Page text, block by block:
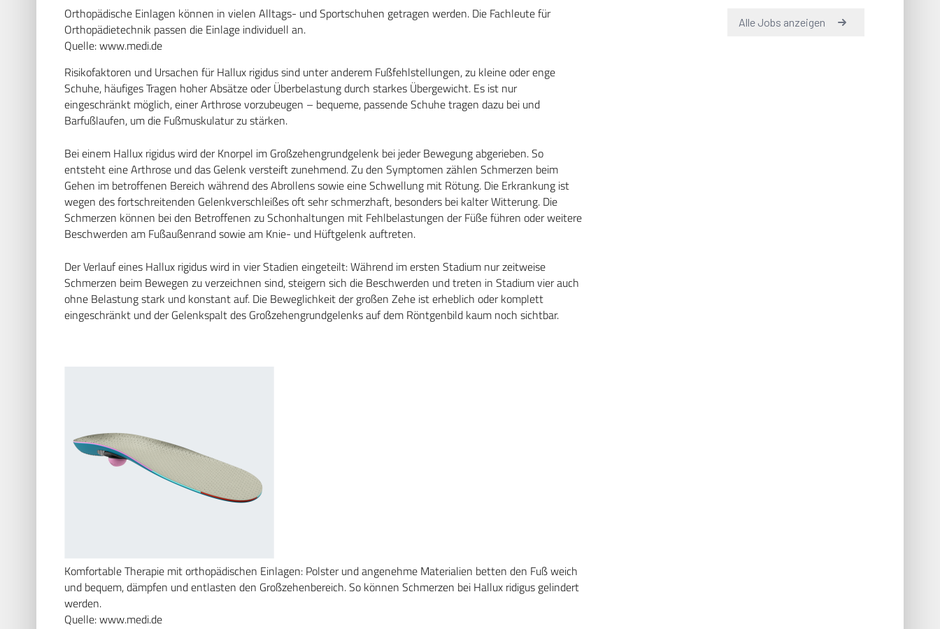
Orthopädische Einlagen können in vielen Alltags- und Sportschuhen getragen werden. Die Fachleute für
Orthopädietechnik passen die Einlage individuell an.
Quelle: www.medi.de
Risikofaktoren und Ursachen für Hallux rigidus sind unter anderem Fußfehlstellungen, zu kleine oder enge
Schuhe, häufiges Tragen hoher Absätze oder Überbelastung durch starkes Übergewicht. Es ist nur
eingeschränkt möglich, einer Arthrose vorzubeugen – bequeme, passende Schuhe tragen dazu bei und
Barfußlaufen, um die Fußmuskulatur zu stärken.
Bei einem Hallux rigidus wird der Knorpel im Großzehengrundgelenk bei jeder Bewegung abgerieben. So
entsteht eine Arthrose und das Gelenk versteift zunehmend. Zu den Symptomen zählen Schmerzen beim
Gehen im betroffenen Bereich während des Abrollens sowie eine Schwellung mit Rötung. Die Erkrankung ist
wegen des fortschreitenden Gelenkverschleißes oft sehr schmerzhaft, besonders bei kalter Witterung. Die
Schmerzen können bei den Betroffenen zu Schonhaltungen mit Fehlbelastungen der Füße führen oder weitere
Beschwerden am Fußaußenrand sowie am Knie- und Hüftgelenk auftreten.
Der Verlauf eines Hallux rigidus wird in vier Stadien eingeteilt: Während im ersten Stadium nur zeitweise
Schmerzen beim Bewegen zu verzeichnen sind, steigern sich die Beschwerden und treten in Stadium vier auch
ohne Belastung stark und konstant auf. Die Beweglichkeit der großen Zehe ist erheblich oder komplett
eingeschränkt und der Gelenkspalt des Großzehengrundgelenks auf dem Röntgenbild kaum noch sichtbar.
Komfortable Therapie mit orthopädischen Einlagen: Polster und angenehme Materialien betten den Fuß weich
und bequem, dämpfen und entlasten den Großzehenbereich. So können Schmerzen bei Hallux ridigus gelindert
werden.
Quelle: www.medi.de